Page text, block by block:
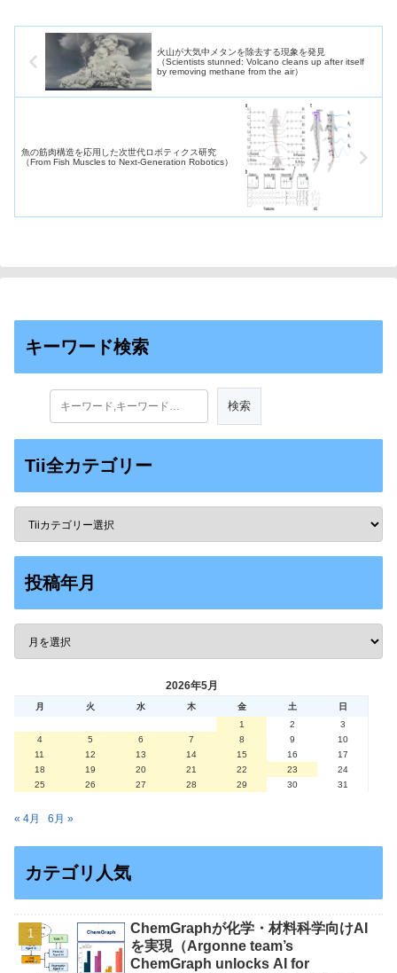
火山が大気中メタンを除去する現象を発見
（Scientists stunned: Volcano cleans up after itself
by removing methane from the air）
魚の筋肉構造を応用した次世代ロボティクス研究
（From Fish Muscles to Next-Generation Robotics）
キーワード検索
Tii全カテゴリー
投稿年月
2026年5月
月 火 水 木 金 土
日
1
2
3
4
5 6 7 8 9
10
11
12 13 14 15 16
17
18
19 20 21 22 23
24
25
26 27 28 29 30 31
« 4月 6月 »
カテゴリ人気
ChemGraphが化学・材料科学向けAI
を実現（Argonne team’s
ChemGraph unlocks AI for